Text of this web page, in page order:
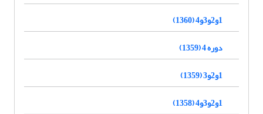
1و2و3و4 (1360)
دوره 4 (1359)
1و2و3 (1359)
1و2و3و4 (1358)